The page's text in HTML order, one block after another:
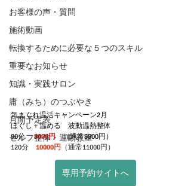
お客様の声・質問
施術動画
転換するために必要な５つのスキル
重要なお知らせ
知識・実践サロン
庸（みち）のつぶやき
月間予定表
セルフ整体・運動教室
気まぐれ温活キャンペーン2月
ほぐし＋温める　波動温熱整体
90分 8000円 （通常8800円）
120分 10000円 （通常11000円）
専用予約サイトへ